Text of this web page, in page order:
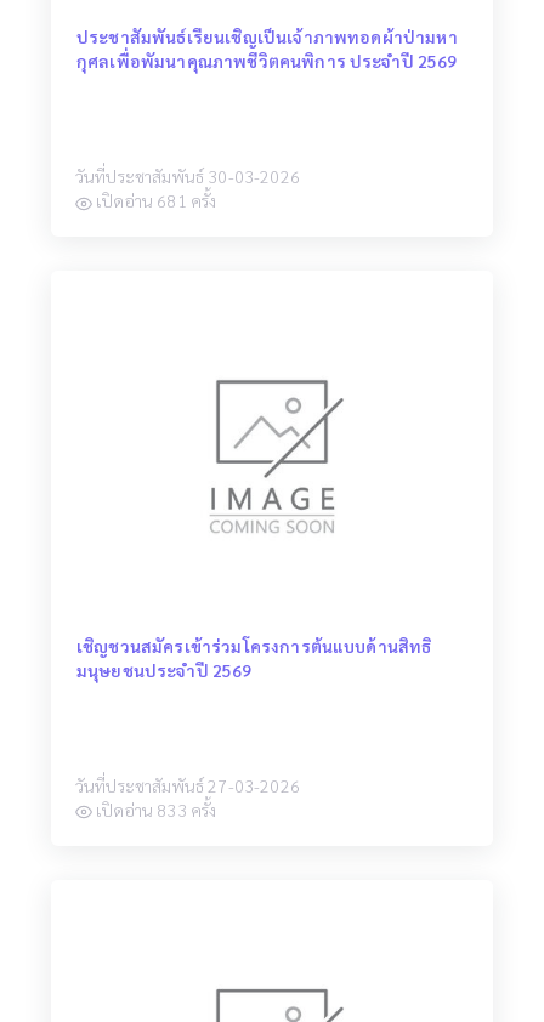
ประชาสัมพันธ์เรียนเชิญเป็นเจ้าภาพทอดผ้าป่ามหา
กุศลเพื่อพัมนาคุณภาพชีวิตคนพิการ ประจำปี 2569
วันที่ประชาสัมพันธ์ 30-03-2026
เปิดอ่าน 681 ครั้ง
เชิญชวนสมัครเข้าร่วมโครงการต้นแบบด้านสิทธิ
มนุษยชนประจำปี 2569
วันที่ประชาสัมพันธ์ 27-03-2026
เปิดอ่าน 833 ครั้ง